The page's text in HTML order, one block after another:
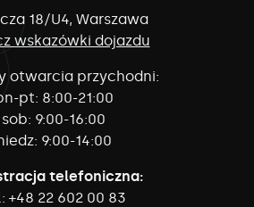
18/U4, Warszawa
wskazówki dojazdu
otwarcia przychodni:
pt: 8:00-21:00
sob: 9:00-16:00
9:00-14:00
telefoniczna:
+48 22 602 00 83